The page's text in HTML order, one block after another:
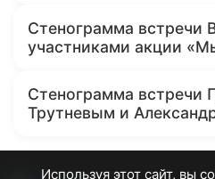
Стенограмма встречи
участниками акции
Стенограмма встречи
Трутневым и
Используя этот сайт, вы